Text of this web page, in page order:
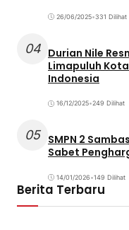
26/06/2025•331 Dilihat
04 Durian Nile
Limapuluh
Indonesia
16/12/2025•249 Dilihat
05 SMPN 2
Sabet
14/01/2026•149 Dilihat
Berita Terbaru